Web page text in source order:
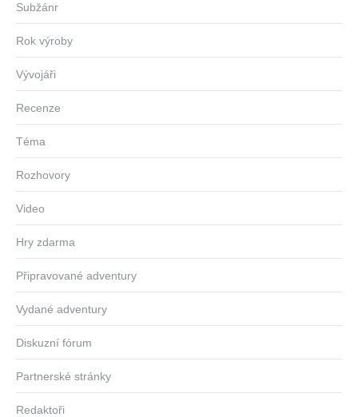
Subžánr
Rok výroby
Vývojáři
Recenze
Téma
Rozhovory
Video
Hry zdarma
Připravované adventury
Vydané adventury
Diskuzní fórum
Partnerské stránky
Redaktoři